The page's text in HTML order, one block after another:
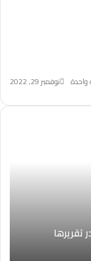
نوفمبر 29, 2022 واحدة
تقريرها